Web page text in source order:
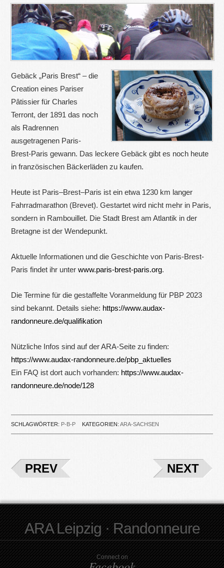
Gebäck „Paris Brest“ – die
Creation eines Pariser
Pâtissier für Charles
Terront,der 1891 das noch
als Radrennen
ausgetragenen Paris-
Brest-Paris gewann. Das leckere Gebäck gibt es noch heute
in französischen Bäckerläden zu kaufen.
Heute ist Paris–Brest–Paris ist ein etwa 1230 km langer
Fahrradmarathon (Brevet). Gestartet wird nicht mehr in Paris,
sondern in Rambouillet. Die Stadt Brest am Atlantik in der
Bretagne ist der Wendepunkt.
Aktuelle Informationen und die Geschichte von Paris-Brest-
Paris findet ihr unterwww.paris-brest-paris.org.
Die Termine für die gestaffelte Voranmeldung für PBP 2023
sind bekannt. Details siehe: https://www.audax-
randonneure.de/qualifikation
Nützliche Infos sind auf der ARA-Seite zu finden:
https://www.audax-randonneure.de/pbp_aktuelles
Ein FAQ ist dort auch vorhanden: https://www.audax-
randonneure.de/node/128
SCHLAGWÖRTER: P-B-P KATEGORIEN:ARA-SACHSEN
PREV NEXT
ARA Leipzig · Randonneure
Connect on